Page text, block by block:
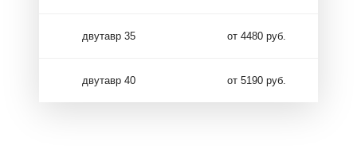
двутавр 35 от 4480 руб.
двутавр 40 от 5190 руб.